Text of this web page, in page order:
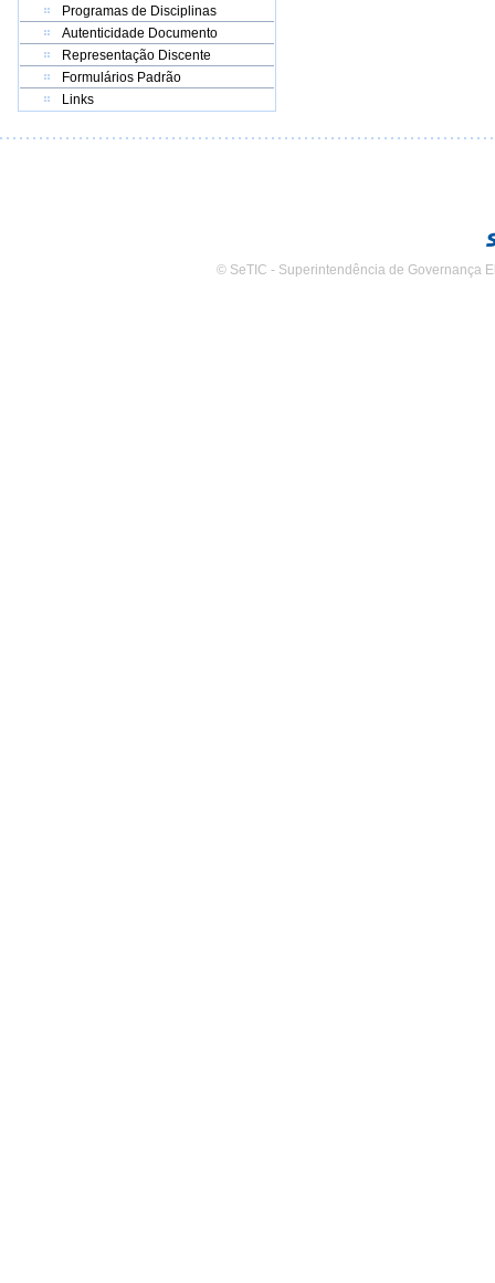
Programas de Disciplinas
Autenticidade Documento
Representação Discente
Formulários Padrão
Links
© SeTIC - Superintendência de Governança